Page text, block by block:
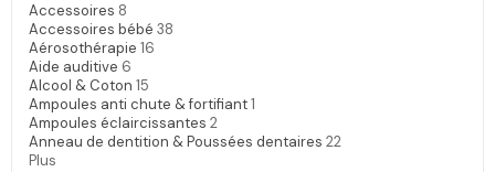
Accessoires 8
Accessoires bébé 38
Aérosothérapie 16
Aide auditive 6
Alcool & Coton 15
Ampoules anti chute & fortifiant1
Ampoules éclaircissantes 2
Anneau de dentition & Poussées dentaires 22
Plus